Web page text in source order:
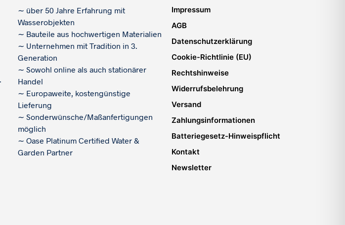
∼ über 50 Jahre Erfahrung mit
Wasserobjekten
∼ Bauteile aus hochwertigen Materialien
∼ Unternehmen mit Tradition in 3.
Generation
∼ Sowohl online als auch stationärer
Handel
∼ Europaweite, kostengünstige
Lieferung
∼ Sonderwünsche/Maßanfertigungen
möglich
∼ Oase Platinum Certified Water &
Garden Partner
Impressum
AGB
Datenschutzerklärung
Cookie-Richtlinie (EU)
Rechtshinweise
Widerrufsbelehrung
Versand
Zahlungsinformationen
Batteriegesetz-Hinweispflicht
Kontakt
Newsletter